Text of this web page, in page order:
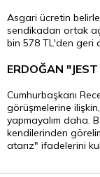
Asgari ücretin
sendikadan ortak
bin 578 TL'den geri
ERDOĞAN
Cumhurbaşkanı
görüşmelerine
yapmayalım daha.
kendilerinden
atarız" ifadelerini